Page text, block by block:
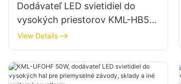
Dodávateľ LED svietidiel do
vysokých priestorov KML-HB50
s výkonom 150 W pre vnútorné
priestory, ako sú opravárenské
dielne a sklady.
View Details